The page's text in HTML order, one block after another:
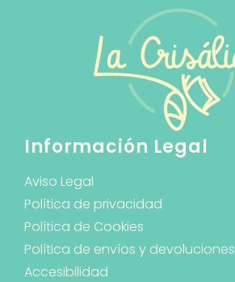
Información Legal
Aviso Legal
Política de privacidad
Política de Cookies
Política de envíos y devoluciones
Accesibilidad